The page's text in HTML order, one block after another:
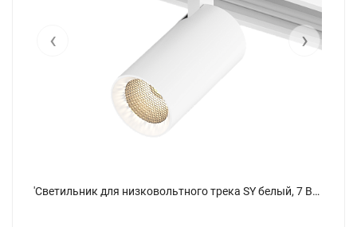
'Светильник для низковольтного трека SY белый, 7 Вт, SY-601201-WH-7-NW - фото
‹ ›